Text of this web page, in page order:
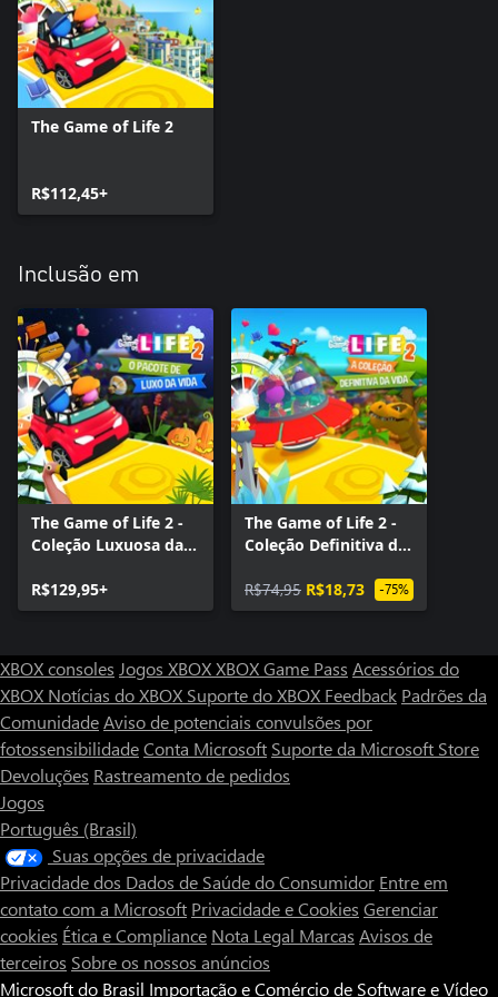
The Game of Life 2
R$112,45+
Inclusão em
The Game of Life 2 -
Coleção Luxuosa da
R$129,95+
The Game of Life 2 -
Coleção Definitiva da
R$74,95 R$18,73 -75%
XBOX consoles Jogos XBOXXBOX Game Pass Acessórios do
XBOX Notícias do XBOX Suporte do XBOX Feedback Padrões da
ComunidadeAviso de potenciais convulsões por
fotossensibilidadeConta Microsoft Suporte da Microsoft Store
Devoluções Rastreamento de pedidos
Jogos
Português (Brasil)
Suas opções de privacidade
Privacidade dos Dados de Saúde do Consumidor Entre em
contato com a Microsoft Privacidade e Cookies Gerenciar
cookies Ética e Compliance Nota Legal Marcas Avisos de
terceiros Sobre os nossos anúncios
Microsoft do Brasil Importação e Comércio de Software e Vídeo